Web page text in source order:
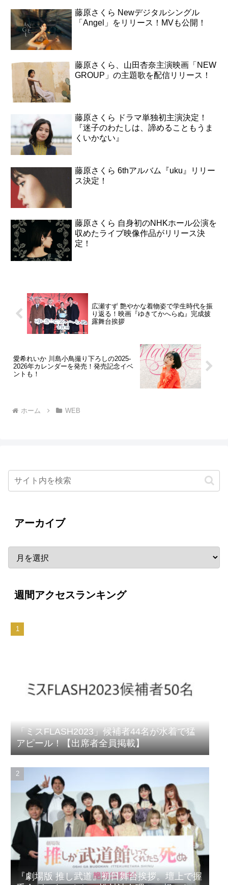
藤原さくら Newデジタルシングル
「Angel」をリリース！MVも公開！
藤原さくら、山田杏奈主演映画「NEW
GROUP」の主題歌を配信リリース！
藤原さくら ドラマ単独初主演決定！
『迷子のわたしは、諦めることもうま
くいかない』
藤原さくら 6thアルバム『uku』リリー
ス決定！
藤原さくら 自身初のNHKホール公演を
収めたライブ映像作品がリリース決
定！
広瀬すず 艶やかな着物姿で学生時代を振
り返る！映画『ゆきてかへらぬ』完成披
露舞台挨拶
愛希れいか 川島小鳥撮り下ろしの2025-
2026年カレンダーを発売！発売記念イベ
ントも！
ホーム WEB
アーカイブ
週間アクセスランキング
「ミスFLASH2023」候補者44名が水着で猛
アピール！【出席者全員掲載】
『劇場版 推し武道』初日舞台挨拶。壇上で握